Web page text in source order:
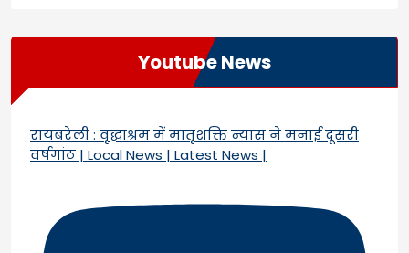
Youtube News
रायबरेली : वृद्धाश्रम में मातृशक्ति न्यास ने मनाई दूसरी
वर्षगांठ | Local News | Latest News |